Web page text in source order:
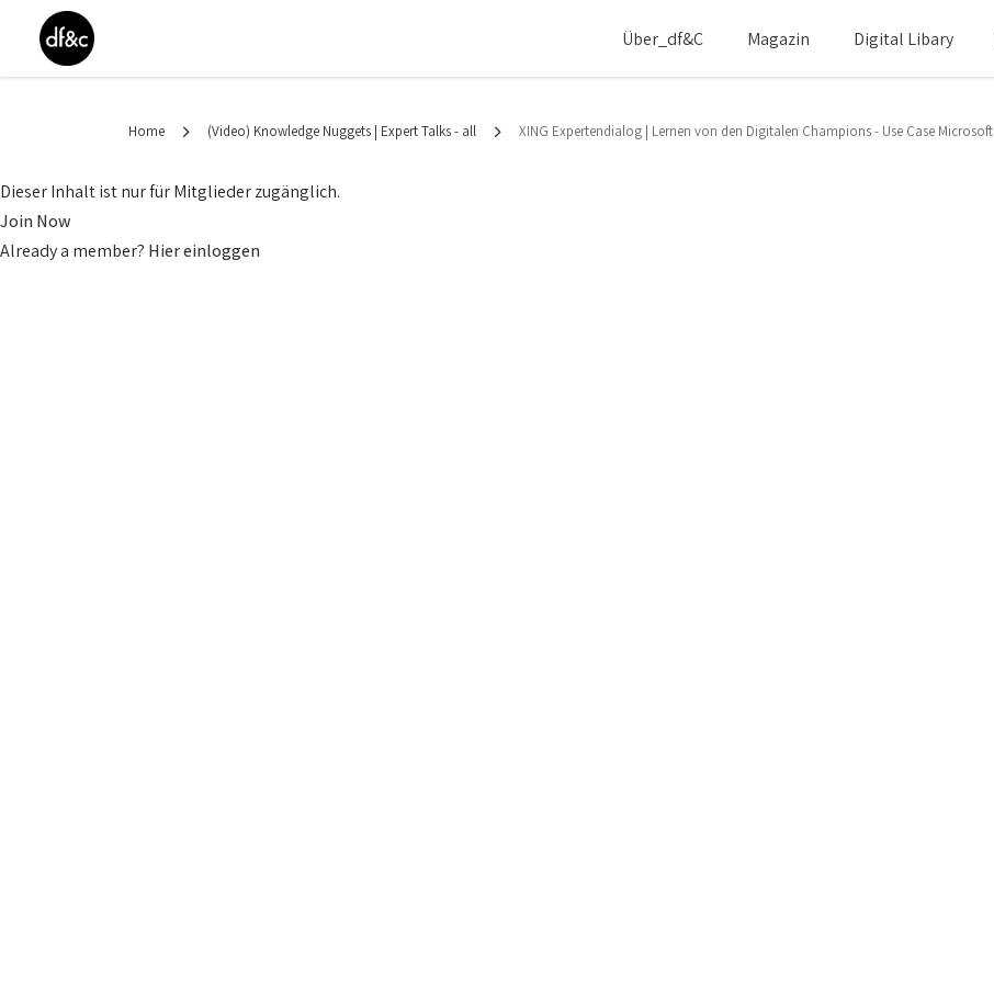
Über_df&c Magazin Digital Libary
Home (Video) Knowledge Nuggets | Expert Talks - all XING Expertendialog | Lernen von den Digitalen Champions - Use Case Microsoft
Dieser Inhalt ist nur für Mitglieder zugänglich.
Join Now
Already a member? Hier einloggen